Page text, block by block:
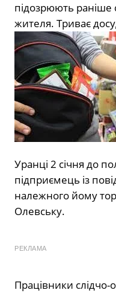
підозрюють раніше
жителя. Триває
Уранці 2 січня до
підприємець із
належного йому
Олевську.
РЕКЛАМА
Працівники слідчо-